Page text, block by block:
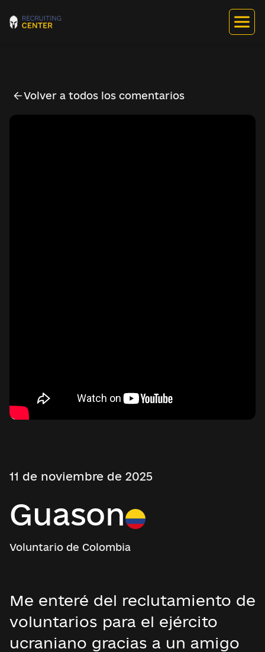
Volver a todos los comentarios
11 de noviembre de 2025
Guason
Voluntario de Colombia
Me enteré del reclutamiento de
voluntarios para el ejército
ucraniano gracias a un amigo